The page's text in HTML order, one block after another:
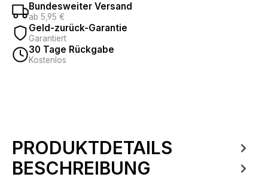
Bundesweiter Versand
ab 5,95 €
Geld-zurück-Garantie
Garantiert
30 Tage Rückgabe
Kostenlos
Produktinformationen
PRODUKTDETAILS
BESCHREIBUNG